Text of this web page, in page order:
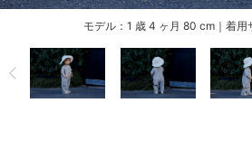
モデル：1 歳 4 ヶ月 80 cm｜着